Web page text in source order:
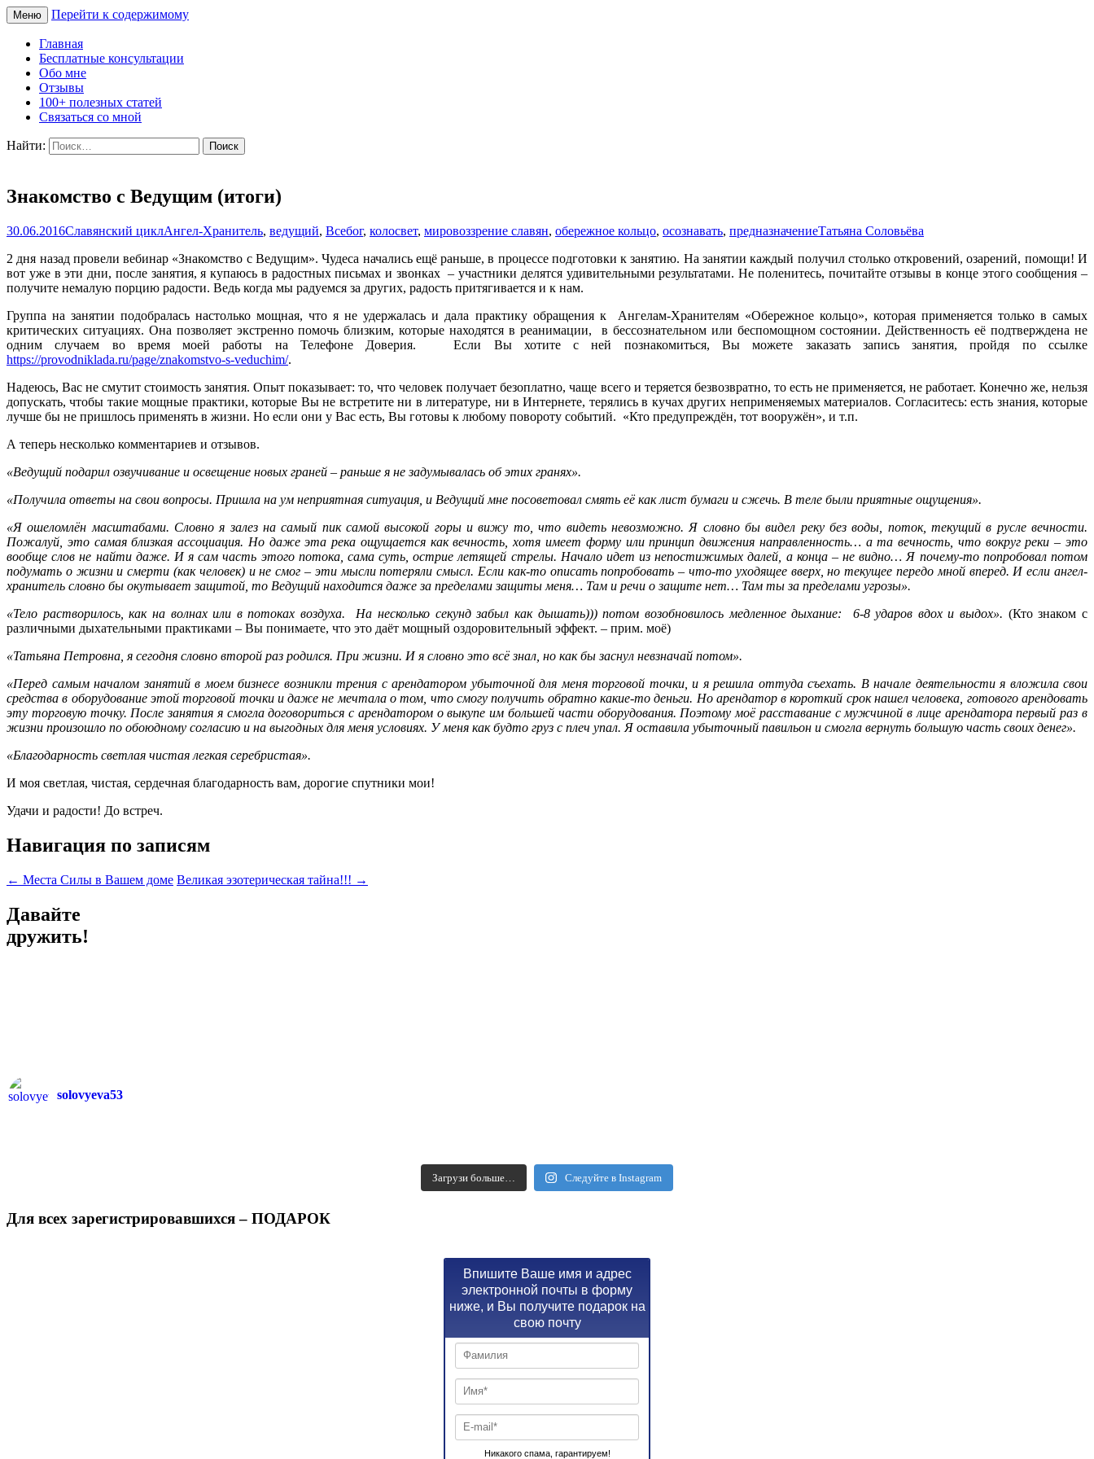
Свет Радости
Меню Перейти к содержимому
Главная
Бесплатные консультации
Обо мне
Отзывы
100+ полезных статей
Связаться со мной
Найти:
Знакомство с Ведущим (итоги)
30.06.2016Славянский циклАнгел-Хранитель, ведущий, Всебог, колосвет, мировоззрение славян, обережное кольцо, осознавать, предназначениеТатьяна Соловьёва
2 дня назад провели вебинар «Знакомство с Ведущим». Чудеса начались ещё раньше, в процессе подготовки к занятию. На занятии каждый получил столько откровений, озарений, помощи! И
вот уже в эти дни, после занятия, я купаюсь в радостных письмах и звонках – участники делятся удивительными результатами. Не поленитесь, почитайте отзывы в конце этого сообщения –
получите немалую порцию радости. Ведь когда мы радуемся за других, радость притягивается и к нам.
Группа на занятии подобралась настолько мощная, что я не удержалась и дала практику обращения к Ангелам-Хранителям «Обережное кольцо», которая применяется только в самых
критических ситуациях. Она позволяет экстренно помочь близким, которые находятся в реанимации, в бессознательном или беспомощном состоянии. Действенность её подтверждена не
одним случаем во время моей работы на Телефоне Доверия. Если Вы хотите с ней познакомиться, Вы можете заказать запись занятия, пройдя по ссылке
https://provodniklada.ru/page/znakomstvo-s-veduchim/.
Надеюсь, Вас не смутит стоимость занятия. Опыт показывает: то, что человек получает безоплатно, чаще всего и теряется безвозвратно, то есть не применяется, не работает. Конечно же, нельзя
допускать, чтобы такие мощные практики, которые Вы не встретите ни в литературе, ни в Интернете, терялись в кучах других неприменяемых материалов. Согласитесь: есть знания, которые
лучше бы не пришлось применять в жизни. Но если они у Вас есть, Вы готовы к любому повороту событий. «Кто предупреждён, тот вооружён», и т.п.
А теперь несколько комментариев и отзывов.
«Ведущий подарил озвучивание и освещение новых граней – раньше я не задумывалась об этих гранях».
«Получила ответы на свои вопросы. Пришла на ум неприятная ситуация, и Ведущий мне посоветовал смять её как лист бумаги и сжечь. В теле были приятные ощущения».
«Я ошеломлён масштабами. Словно я залез на самый пик самой высокой горы и вижу то, что видеть невозможно. Я словно бы видел реку без воды, поток, текущий в русле вечности.
Пожалуй, это самая близкая ассоциация. Но даже эта река ощущается как вечность, хотя имеет форму или принцип движения направленность… а та вечность, что вокруг реки – это
вообще слов не найти даже. И я сам часть этого потока, сама суть, острие летящей стрелы. Начало идет из непостижимых далей, а конца – не видно… Я почему-то попробовал потом
подумать о жизни и смерти (как человек) и не смог – эти мысли потеряли смысл. Если как-то описать попробовать – что-то уходящее вверх, но текущее передо мной вперед. И если ангел-
хранитель словно бы окутывает защитой, то Ведущий находится даже за пределами защиты меня… Там и речи о защите нет… Там ты за пределами угрозы».
«Тело растворилось, как на волнах или в потоках воздуха. На несколько секунд забыл как дышать))) потом возобновилось медленное дыхание: 6-8 ударов вдох и выдох». (Кто знаком с
различными дыхательными практиками – Вы понимаете, что это даёт мощный оздоровительный эффект. – прим. моё)
«Татьяна Петровна, я сегодня словно второй раз родился. При жизни. И я словно это всё знал, но как бы заснул невзначай потом».
«Перед самым началом занятий в моем бизнесе возникли трения с арендатором убыточной для меня торговой точки, и я решила оттуда съехать. В начале деятельности я вложила свои
средства в оборудование этой торговой точки и даже не мечтала о том, что смогу получить обратно какие-то деньги. Но арендатор в короткий срок нашел человека, готового арендовать
эту торговую точку. После занятия я смогла договориться с арендатором о выкупе им большей части оборудования. Поэтому моё расставание с мужчиной в лице арендатора первый раз в
жизни произошло по обоюдному согласию и на выгодных для меня условиях. У меня как будто груз с плеч упал. Я оставила убыточный павильон и смогла вернуть большую часть своих денег».
«Благодарность светлая чистая легкая серебристая».
И моя светлая, чистая, сердечная благодарность вам, дорогие спутники мои!
Удачи и радости! До встреч.
Навигация по записям
← Места Силы в Вашем доме Великая эзотерическая тайна!!! →
Давайте
дружить!
solovyeva53
Загрузи больше… Следуйте в Instagram
Для всех зарегистрировавшихся – ПОДАРОК
Впишите Ваше имя и адрес
электронной почты в форму
ниже, и Вы получите подарок на
свою почту
Никакого спама, гарантируем!